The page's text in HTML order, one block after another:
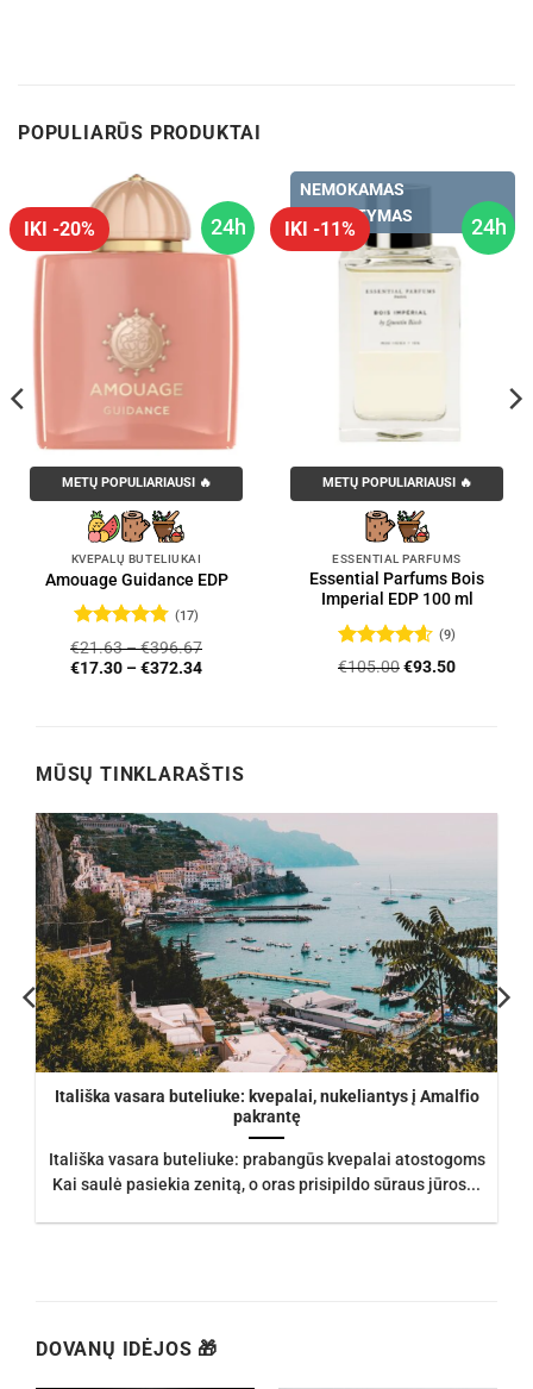
POPULIARŪS PRODUKTAI
24h
IKI -20%
METŲ POPULIARIAUSI 🔥
KVEPALŲ BUTELIUKAI
Amouage Guidance EDP
Įvertinimas:
4.76iš 5
(17)
€21.63–€396.67
€17.30 –€372.34
24h
IKI -11%
NEMOKAMAS
PRISTATYMAS
METŲ POPULIARIAUSI 🔥
ESSENTIAL PARFUMS
Essential Parfums Bois
Imperial EDP 100 ml
Įvertinimas:
(9)
€105.00Original
€93.50Current
MŪSŲ TINKLARAŠTIS
Itališka vasara buteliuke: kvepalai, nukeliantys į Amalfio
pakrantę
Itališka vasara buteliuke: prabangūs kvepalai atostogoms
Kai saulė pasiekia zenitą, o oras prisipildo sūraus jūros...
DOVANŲ IDĖJOS 🎁